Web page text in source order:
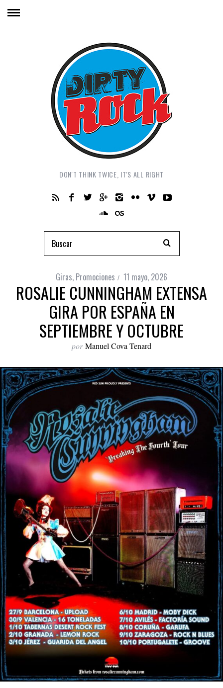
DON'T THINK TWICE, IT'S ALL RIGHT
Giras, Promociones 11 mayo, 2026
ROSALIE CUNNINGHAM EXTENSA
GIRA POR ESPAÑA EN
SEPTIEMBRE Y OCTUBRE
por Manuel Cova Tenard